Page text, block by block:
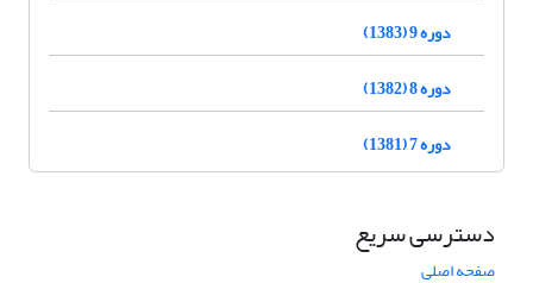
دوره 9 (1383)
دوره 8 (1382)
دوره 7 (1381)
دسترسی سریع
صفحه اصلی